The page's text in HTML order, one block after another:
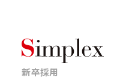
新卒採用